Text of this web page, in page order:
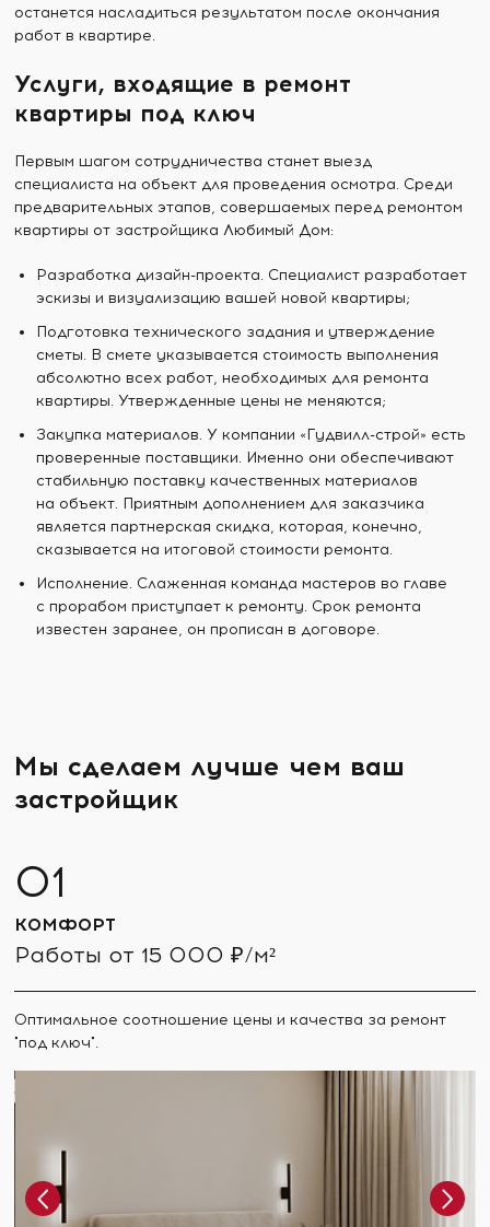
останется насладиться результатом после окончания
работ в квартире.
Услуги, входящие в ремонт
квартиры под ключ
Первым шагом сотрудничества станет выезд
специалиста на объект для проведения осмотра. Среди
предварительных этапов, совершаемых перед ремонтом
квартиры от застройщика Любимый Дом:
Разработка дизайн-проекта. Специалист разработает
эскизы и визуализацию вашей новой квартиры;
Подготовка технического задания и утверждение
сметы. В смете указывается стоимость выполнения
абсолютно всех работ, необходимых для ремонта
квартиры. Утвержденные цены не меняются;
Закупка материалов. У компании «Гудвилл-строй» есть
проверенные поставщики. Именно они обеспечивают
стабильную поставку качественных материалов
на объект. Приятным дополнением для заказчика
является партнерская скидка, которая, конечно,
сказывается на итоговой стоимости ремонта.
Исполнение. Слаженная команда мастеров во главе
с прорабом приступает к ремонту. Срок ремонта
известен заранее, он прописан в договоре.
Мы сделаем лучше чем ваш
застройщик
КОМФОРТ
Работы от 15 000 ₽/м²
Оптимальное соотношение цены и качества за ремонт
"под ключ".